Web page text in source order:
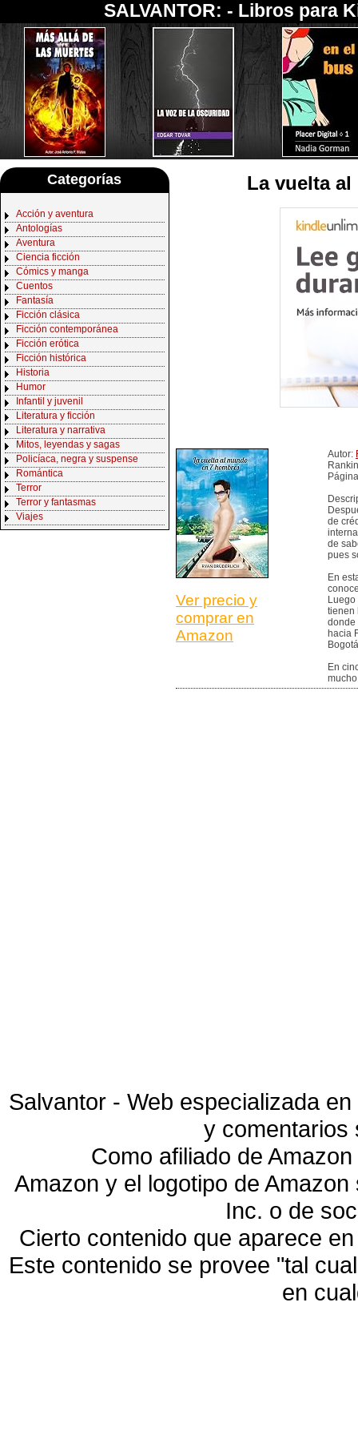
SALVANTOR: - Libros para
Categorías
Acción y aventura
Antologías
Aventura
Ciencia ficción
Cómics y manga
Cuentos
Fantasía
Ficción clásica
Ficción contemporánea
Ficción erótica
Ficción histórica
Historia
Humor
Infantil y juvenil
Literatura y ficción
Literatura y narrativa
Mitos, leyendas y sagas
Policíaca, negra y suspense
Romántica
Terror
Terror y fantasmas
Viajes
La vuelta
Ver precio y
comprar en
Amazon
Autor:
de
de
pues
En
tienen
donde
hacia
En
Salvantor - Web especializada
y
Como afiliado de
Amazon y el logotipo de
Inc. o de
Cierto contenido que aparece
Este contenido se provee "tal
en